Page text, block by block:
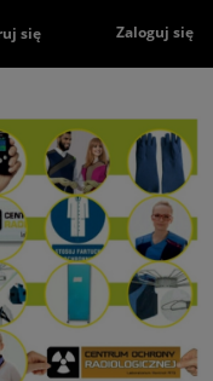
się Zaloguj się